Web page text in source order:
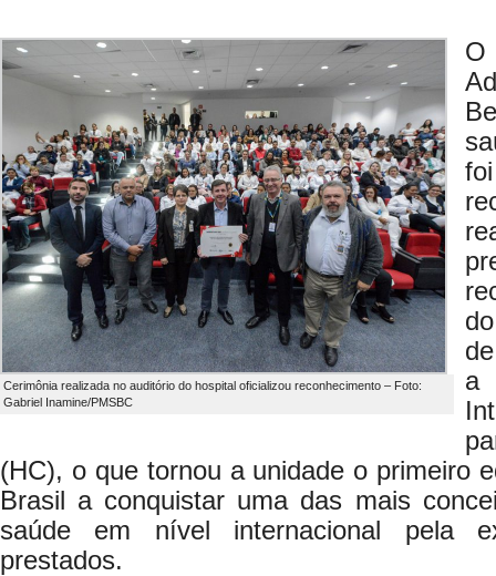
Cerimônia realizada no auditório do hospital oficializou reconhecimento – Foto:
Gabriel Inamine/PMSBC
a
(HC), o que tornou a unidade o primeiro
Brasil a conquistar uma das mais
saúde em nível internacional pela
prestados.